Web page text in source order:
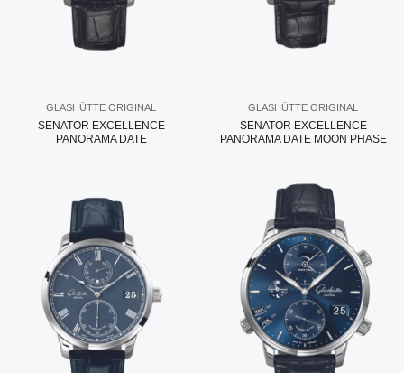
GLASHÜTTE ORIGINAL
SENATOR EXCELLENCE
PANORAMA DATE
GLASHÜTTE ORIGINAL
SENATOR EXCELLENCE
PANORAMA DATE MOON PHASE